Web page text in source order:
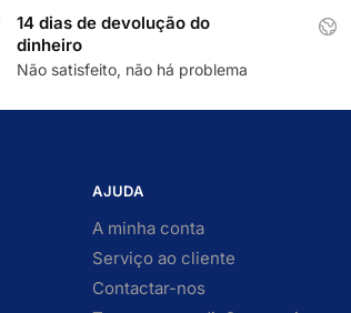
14 dias de devolução do
dinheiro
Não satisfeito, não há problema
AJUDA
A minha conta
Serviço ao cliente
Contactar-nos